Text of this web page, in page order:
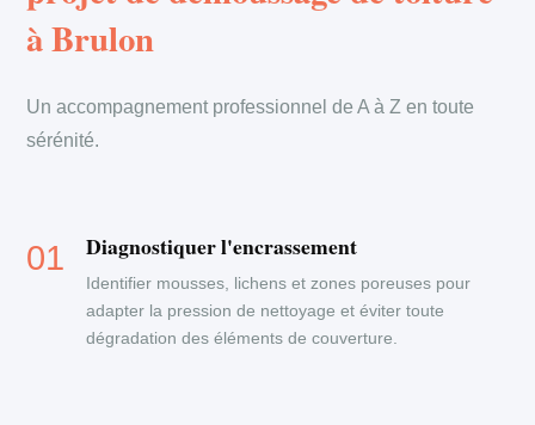
à Brulon
Un accompagnement professionnel de A à Z en toute
sérénité.
Diagnostiquer l'encrassement
Identifier mousses, lichens et zones poreuses pour
adapter la pression de nettoyage et éviter toute
dégradation des éléments de couverture.